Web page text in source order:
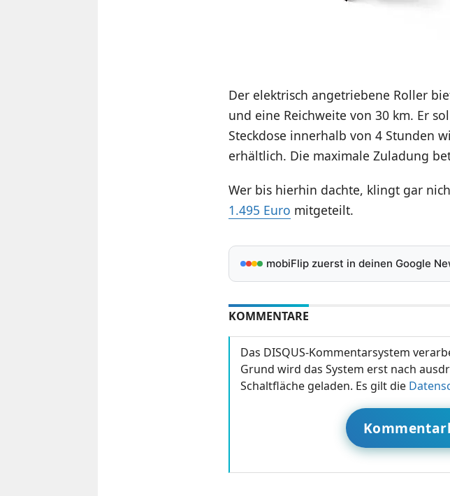
Der elektrisch angetriebene Roller
und eine Reichweite von 30 km. Er
Steckdose innerhalb von 4 Stunden
erhältlich. Die maximale Zuladung
Wer bis hierhin dachte, klingt gar
1.495 Euro mitgeteilt.
mobiFlip zuerst in deinen Google
KOMMENTARE
Das DISQUS-Kommentarsystem
Grund wird das System erst nach
Schaltfläche geladen. Es gilt die